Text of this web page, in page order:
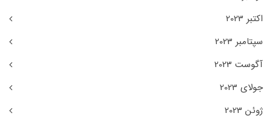
اکتبر 2023
سپتامبر 2023
آگوست 2023
جولای 2023
ژوئن 2023